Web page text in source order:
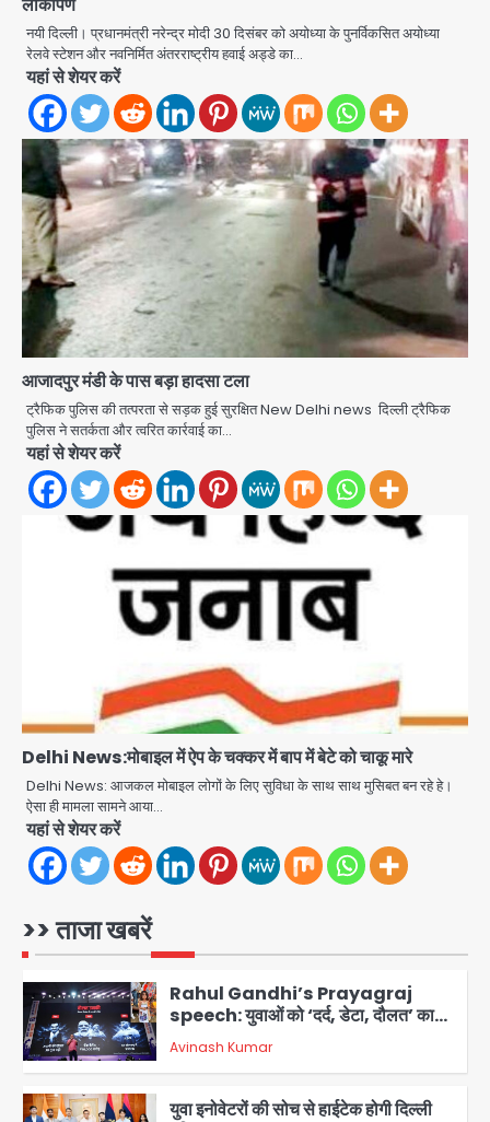
नयी दिल्ली। प्रधानमंत्री नरेन्द्र मोदी 30 दिसंबर को अयोध्या के पुनर्विकसित अयोध्या
रेलवे स्टेशन और नवनिर्मित अंतरराष्ट्रीय हवाई अड्डे का…
यहां से शेयर करें
आजादपुर मंडी के पास बड़ा हादसा टला
ट्रैफिक पुलिस की तत्परता से सड़क हुई सुरक्षित New Delhi news दिल्ली ट्रैफिक
पुलिस ने सतर्कता और त्वरित कार्रवाई का…
यहां से शेयर करें
Delhi News:मोबाइल में ऐप के चक्कर में बाप में बेटे को चाकू मारे
Delhi News: आजकल मोबाइल लोगों के लिए सुविधा के साथ साथ मुसिबत बन रहे हे।
ऐसा ही मामला सामने आया…
यहां से शेयर करें
>> ताजा खबरें
2
Rahul Gandhi’s Prayagraj
speech: युवाओं को ‘दर्द, डेटा, दौलत’ का
संदेश, बीजेपी का वार
3
युवा इनोवेटरों की सोच से हाईटेक होगी दिल्ली
Team JHJ
Team JHJ
5
एयरपोर्ट का फर्जी कर्मचारी बनकर 3 लाख
उड़ाए, अब पहुंचा सलाखों के पीछे
Team JHJ
Noida Sector-49: सेक्टर-49 में 18
साल की मेड ने की खुदकुशी, शरीर पर नहीं मिली
2
Avinash Kumar
युवा इनोवेटरों की सोच से हाईटेक होगी दिल्ली
पुलिस